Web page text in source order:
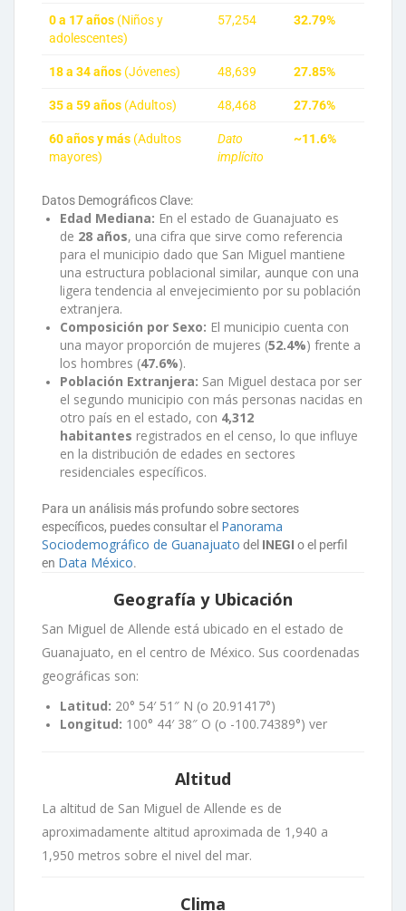
0 a 17 años (Niños y
adolescentes)
57,254 32.79%
18 a 34 años (Jóvenes) 48,639 27.85%
35 a 59 años (Adultos) 48,468 27.76%
60 años y más (Adultos
mayores)
Dato
implícito
~11.6%
Datos Demográficos Clave:
Edad Mediana: En el estado de Guanajuato es
de 28 años, una cifra que sirve como referencia
para el municipio dado que San Miguel mantiene
una estructura poblacional similar, aunque con una
ligera tendencia al envejecimiento por su población
extranjera.
Composición por Sexo: El municipio cuenta con
una mayor proporción de mujeres (52.4%) frente a
los hombres (47.6%).
Población Extranjera: San Miguel destaca por ser
el segundo municipio con más personas nacidas en
otro país en el estado, con 4,312
habitantes registrados en el censo, lo que influye
en la distribución de edades en sectores
residenciales específicos.
Para un análisis más profundo sobre sectores
específicos, puedes consultar el Panorama
Sociodemográfico de Guanajuato del INEGI o el perfil
en Data México.
Geografía y Ubicación
San Miguel de Allende está ubicado en el estado de
Guanajuato, en el centro de México. Sus coordenadas
geográficas son:
Latitud: 20° 54′ 51″ N (o 20.91417°)
Longitud: 100° 44′ 38″ O (o -100.74389°) ver
Altitud
La altitud de San Miguel de Allende es de
aproximadamente altitud aproximada de 1,940 a
1,950 metros sobre el nivel del mar.
Clima